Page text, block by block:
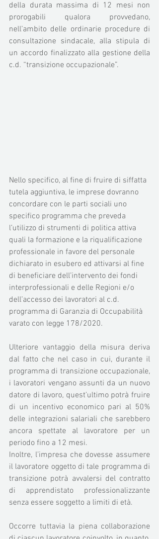
della durata massima di 12 mesi non
prorogabili qualora provvedano,
nell’ambito delle ordinarie procedure di
consultazione sindacale, alla stipula di
un accordo finalizzato alla gestione della
c.d. “transizione occupazionale”.
Nello specifico, al fine di fruire di siffatta
tutela aggiuntiva, le imprese dovranno
concordare con le parti sociali uno
specifico programma che preveda
l’utilizzo di strumenti di politica attiva
quali la formazione e la riqualificazione
professionale in favore del personale
dichiarato in esubero ed attivarsi al fine
di beneficiare dell’intervento dei fondi
interprofessionali e delle Regioni e/o
dell’accesso dei lavoratori al c.d.
programma di Garanzia di Occupabilità
varato con legge 178/2020.
Ulteriore vantaggio della misura deriva
dal fatto che nel caso in cui, durante il
programma di transizione occupazionale,
i lavoratori vengano assunti da un nuovo
datore di lavoro, quest’ultimo potrà fruire
di un incentivo economico pari al 50%
delle integrazioni salariali che sarebbero
ancora spettate al lavoratore per un
periodo fino a 12 mesi.
Inoltre, l’impresa che dovesse assumere
il lavoratore oggetto di tale programma di
transizione potrà avvalersi del contratto
di apprendistato professionalizzante
senza essere soggetto a limiti di età.
Occorre tuttavia la piena collaborazione